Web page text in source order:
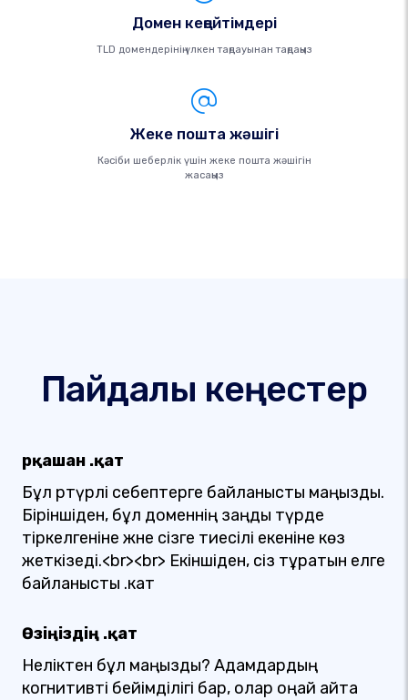
Домен кеңейтімдері
TLD домендерінің үлкен таңдауынан таңдаңыз
Жеке пошта жәшігі
Кәсіби шеберлік үшін жеке пошта жәшігін
жасаңыз
Пайдалы кеңестер
Әрқашан .қат
Бұл әртүрлі себептерге байланысты маңызды.
Біріншіден, бұл доменнің заңды түрде
тіркелгеніне және сізге тиесілі екеніне көз
жеткізеді.<br><br> Екіншіден, сіз тұратын елге
байланысты .кат
Өзіңіздің .қат
Неліктен бұл маңызды? Адамдардың
когнитивті бейімділігі бар, олар оңай айта